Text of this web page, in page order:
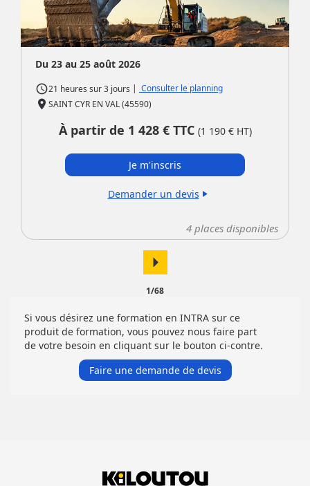
Du 23 au 25 août 2026
access_time21 heures sur3 jours | Consulter le planning
place SAINT CYR EN VAL (45590)
À partir de 1 428 € TTC (1 190 € HT)
Je m'inscris
Demander un devis play_arrow
4 places disponibles
arrow_right
1/68
Si vous désirez une formation en INTRA sur ce
produit de formation, vous pouvez nous faire part
de votre besoin en cliquant sur le bouton ci-contre.
Faire une demande de devis